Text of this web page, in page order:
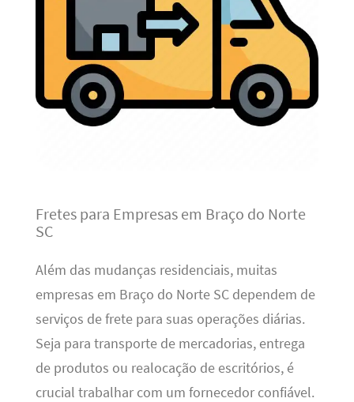
Fretes para Empresas em Braço do Norte
SC
Além das mudanças residenciais, muitas
empresas em Braço do Norte SC dependem de
serviços de frete para suas operações diárias.
Seja para transporte de mercadorias, entrega
de produtos ou realocação de escritórios, é
crucial trabalhar com um fornecedor confiável.